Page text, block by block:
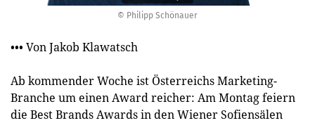
© Philipp Schönauer
••• Von Jakob Klawatsch
Ab kommender Woche ist Österreichs Marketing-
Branche um einen Award reicher: Am Montag feiern
die Best Brands Awards in den Wiener Sofiensälen